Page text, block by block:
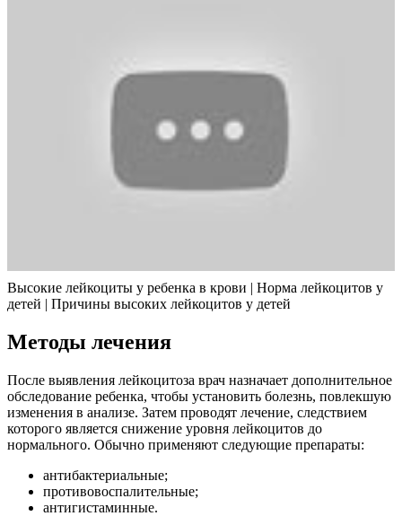
Высокие лейкоциты у ребенка в крови | Норма лейкоцитов у
детей | Причины высоких лейкоцитов у детей
Методы лечения
После выявления лейкоцитоза врач назначает дополнительное
обследование ребенка, чтобы установить болезнь, повлекшую
изменения в анализе. Затем проводят лечение, следствием
которого является снижение уровня лейкоцитов до
нормального. Обычно применяют следующие препараты:
антибактериальные;
противовоспалительные;
антигистаминные.